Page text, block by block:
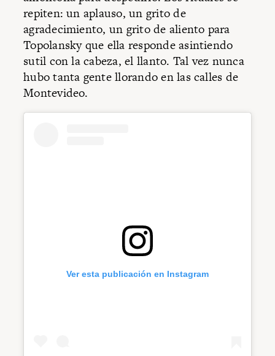
repiten: un aplauso, un grito de
agradecimiento, un grito de aliento para
Topolansky que ella responde asintiendo
sutil con la cabeza, el llanto. Tal vez nunca
hubo tanta gente llorando en las calles de
Montevideo.
Ver esta publicación en Instagram